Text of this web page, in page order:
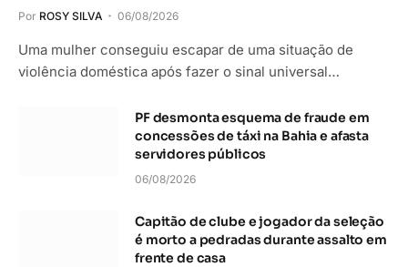
Por ROSY SILVA 06/08/2026
Uma mulher conseguiu escapar de uma situação de
violência doméstica após fazer o sinal universal…
PF desmonta esquema de fraude em
concessões de táxi na Bahia e afasta
servidores públicos
06/08/2026
Capitão de clube e jogador da seleção
é morto a pedradas durante assalto em
frente de casa